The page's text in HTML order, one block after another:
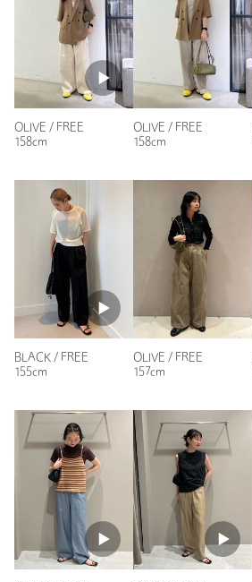
1832-5-000052
投稿日： 2026年8月3日
購入カラー：BLACK
黒のバックを探していました。口が大
すいです。
身長： 155cm
ニックネーム： aya
投稿日： 2026年7月11日
購入カラー：BLACK
すっごく可愛くて使いやすいです。
サイズ感もいいです。
身長：152cm
参考になった
※レビューは、個人の主観による感想・体感によ
能を保証するものではありません。
OLIVE / FREE
158cm
OLIVE / FREE
158cm
BLACK / FREE
155cm
OLIVE / FREE
157cm